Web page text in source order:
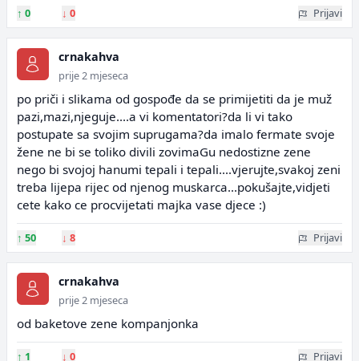
↑ 0 ↓ 0 Prijavi
crnakahva
prije 2 mjeseca
po priči i slikama od gospođe da se primijetiti da je muž
pazi,mazi,njeguje....a vi komentatori?da li vi tako
postupate sa svojim suprugama?da imalo fermate svoje
žene ne bi se toliko divili zovimaGu nedostizne zene
nego bi svojoj hanumi tepali i tepali....vjerujte,svakoj zeni
treba lijepa rijec od njenog muskarca...pokušajte,vidjeti
cete kako ce procvijetati majka vase djece :)
↑ 50 ↓ 8 Prijavi
crnakahva
prije 2 mjeseca
od baketove zene kompanjonka
↑ 1 ↓ 0 Prijavi